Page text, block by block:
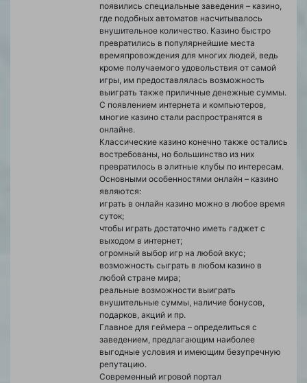
появились специальные заведения – казино,
где подобных автоматов насчитывалось
внушительное количество. Казино быстро
превратились в популярнейшие места
времяпровождения для многих людей, ведь
кроме получаемого удовольствия от самой
игры, им предоставлялась возможность
выиграть также приличные денежные суммы.
С появлением интернета и компьютеров,
многие казино стали распространятся в
онлайне.
Классические казино конечно также остались
востребованы, но большинство из них
превратилось в элитные клубы по интересам.
Основными особенностями онлайн – казино
являются:
играть в онлайн казино можно в любое время
суток;
чтобы играть достаточно иметь гаджет с
выходом в интернет;
огромный выбор игр на любой вкус;
возможность сыграть в любом казино в
любой стране мира;
реальные возможности выиграть
внушительные суммы, наличие бонусов,
подарков, акций и пр.
Главное для геймера – определиться с
заведением, предлагающим наиболее
выгодные условия и имеющим безупречную
репутацию.
Современный игровой портал